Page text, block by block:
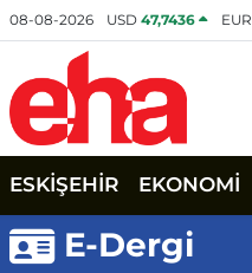
08-08-2026 USD47,7436 EUR
ESKİŞEHİR EKONOMİ
E-Dergi